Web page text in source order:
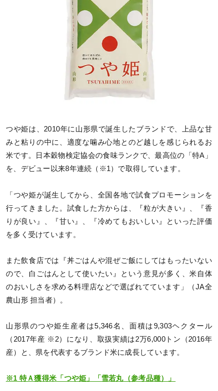
つや姫は、2010年に山形県で誕生したブランドで、上品な甘
みと粘りの中に、適度な噛み心地とのど越しを感じられるお
米です。日本穀物検定協会の食味ランクで、最高位の「特A」
を、デビュー以来8年連続（※1）で取得しています。
「つや姫が誕生してから、全国各地で試食プロモーションを
行ってきました。試食した方からは、『粒が大きい』、『香
りが良い』、『甘い』、『冷めてもおいしい』といった評価
を多く受けています。
また飲食店では『丼ごはんや混ぜご飯にしてはもったいない
ので、白ごはんとして使いたい』という意見が多く、米自体
のおいしさを求める料理店などで選ばれてています」（JA全
農山形 担当者）。
山形県のつや姫生産者は5,346名、面積は9,303ヘクタール
（2017年産 ※2）になり、取扱実績は2万6,000トン（2016年
産）と、県を代表するブランド米に成長しています。
※1 特Ａ獲得米「つや姫」「雪若丸（参考品種）」